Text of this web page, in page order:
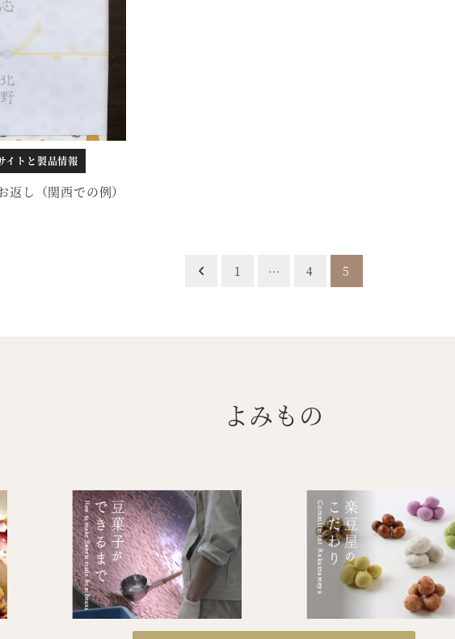
返し（関西での例）
イトと製品情報
1 … 4 5
よみもの